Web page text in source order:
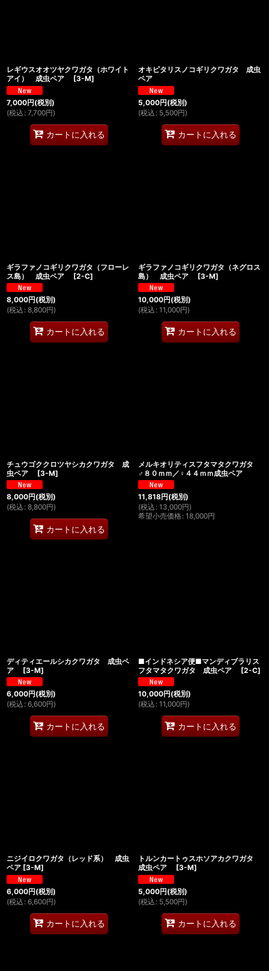
レギウスオオツヤクワガタ（ホワイト
アイ） 成虫ペア
[3-M]
7,000円(税別)
(税込 : 7,700円)
カートに入れる
オキピタリスノコギリクワガタ 成虫
ペア
5,000円(税別)
(税込 : 5,500円)
カートに入れる
ギラファノコギリクワガタ（フローレ
ス島） 成虫ペア
[2-C]
8,000円(税別)
(税込 : 8,800円)
カートに入れる
ギラファノコギリクワガタ（ネグロス
島） 成虫ペア
[3-M]
10,000円(税別)
(税込 : 11,000円)
カートに入れる
チュウゴククロツヤシカクワガタ 成
虫ペア
[3-M]
8,000円(税別)
(税込 : 8,800円)
カートに入れる
メルキオリティスフタマタクワガタ
♂８０ｍｍ／♀４４ｍｍ成虫ペア
11,818円(税別)
(税込 : 13,000円)
希望小売価格 : 18,000円
ディティエールシカクワガタ 成虫ペ
ア
[3-M]
6,000円(税別)
(税込 : 6,600円)
カートに入れる
■インドネシア便■マンディブラリス
フタマタクワガタ 成虫ペア
[2-C]
10,000円(税別)
(税込 : 11,000円)
カートに入れる
ニジイロクワガタ（レッド系） 成虫
ペア [3-M]
6,000円(税別)
(税込 : 6,600円)
カートに入れる
トルンカートゥスホソアカクワガタ
成虫ペア
[3-M]
5,000円(税別)
(税込 : 5,500円)
カートに入れる